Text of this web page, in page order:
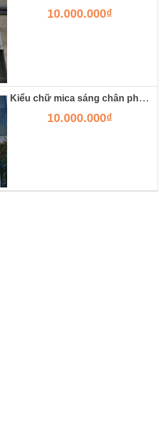
10.000.000₫
Kiểu chữ mica sáng chân phức tạp cho logo công ty có màu đen đậm
10.000.000₫